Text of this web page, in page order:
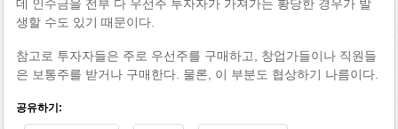
데 인수금을 전부 다 우선주 투자자가 가져가는 황당한 경우가 발
생할 수도 있기 때문이다.
참고로 투자자들은 주로 우선주를 구매하고, 창업가들이나 직원들
은 보통주를 받거나 구매한다. 물론, 이 부분도 협상하기 나름이다.
공유하기: